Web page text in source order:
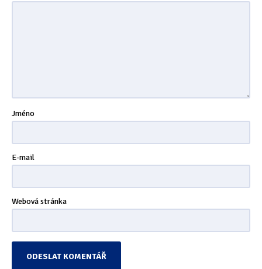
Jméno
E-mail
Webová stránka